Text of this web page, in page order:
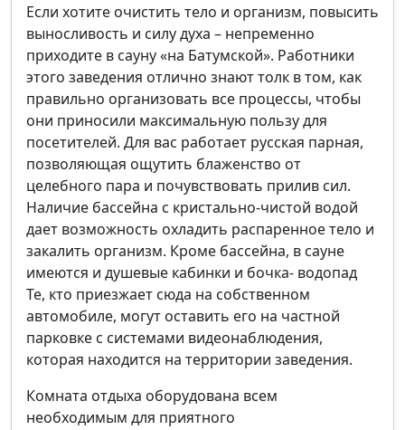
Если хотите очистить тело и организм, повысить
выносливость и силу духа – непременно
приходите в сауну «на Батумской». Работники
этого заведения отлично знают толк в том, как
правильно организовать все процессы, чтобы
они приносили максимальную пользу для
посетителей. Для вас работает русская парная,
позволяющая ощутить блаженство от
целебного пара и почувствовать прилив сил.
Наличие бассейна с кристально-чистой водой
дает возможность охладить распаренное тело и
закалить организм. Кроме бассейна, в сауне
имеются и душевые кабинки и бочка- водопад
Те, кто приезжает сюда на собственном
автомобиле, могут оставить его на частной
парковке с системами видеонаблюдения,
которая находится на территории заведения.
Комната отдыха оборудована всем
необходимым для приятного